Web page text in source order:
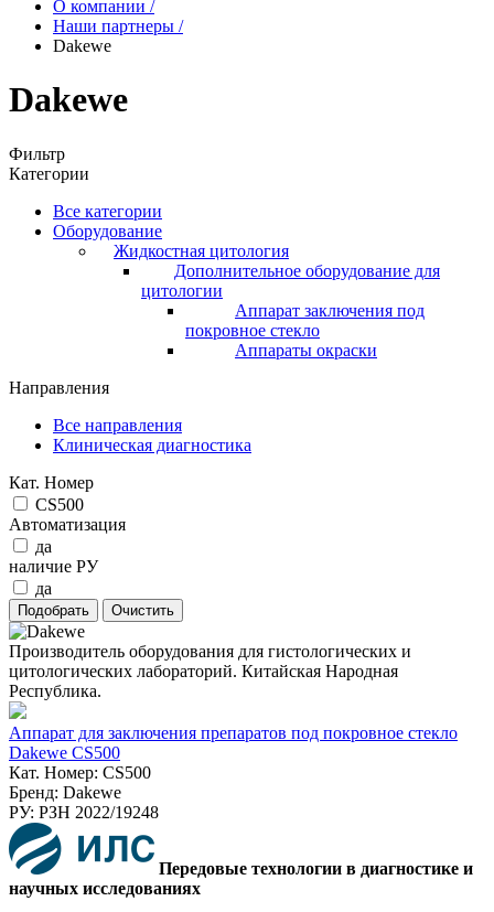
О компании /
Наши партнеры /
Dakewe
Dakewe
Фильтр
Категории
Все категории
Оборудование
Жидкостная цитология
Дополнительное оборудование для
цитологии
Аппарат заключения под
покровное стекло
Аппараты окраски
Направления
Все направления
Клиническая диагностика
Кат. Номер
CS500
Автоматизация
да
наличие РУ
да
Производитель оборудования для гистологических и
цитологических лабораторий. Китайская Народная
Республика.
Аппарат для заключения препаратов под покровное стекло
Dakewe CS500
Кат. Номер: CS500
Бренд: Dakewe
РУ: РЗН 2022/19248
Передовые технологии в диагностике и
научных исследованиях